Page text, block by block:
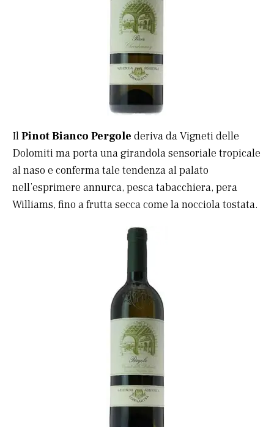
IlPinot Bianco Pergole deriva da Vigneti delle
Dolomiti ma porta una girandola sensoriale tropicale
al naso e conferma tale tendenza al palato
nell’esprimere annurca, pesca tabacchiera, pera
Williams, fino a frutta secca come la nocciola tostata.